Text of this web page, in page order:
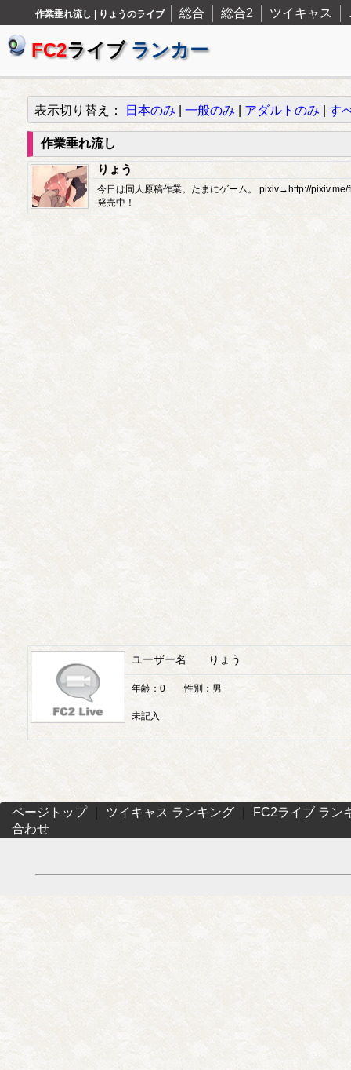
作業垂れ流し | りょうのライブ 総合 総合2 ツイキャス
FC2ライブ ランカー
表示切り替え： 日本のみ 一般のみ アダルトのみ す
作業垂れ流し
りょう
今日は同人原稿作業。たまにゲーム。 pixiv→http://
発売中！
ユーザー名 りょう
年齢：0 性別：男
未記入
ページトップ｜ ツイキャス ランキング
FC2ライブ ラン
合わせ